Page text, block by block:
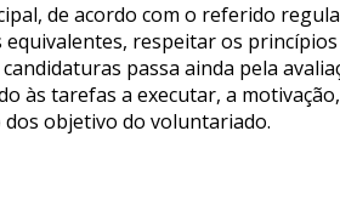
de acordo com o referido
respeitar os
passa ainda pela
às tarefas a executar, a
objetivo do voluntariado.